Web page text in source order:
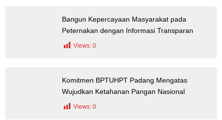
Bangun Kepercayaan Masyarakat pada
Peternakan dengan Informasi Transparan
Views: 0
Komitmen BPTUHPT Padang Mengatas
Wujudkan Ketahanan Pangan Nasional
Views: 0